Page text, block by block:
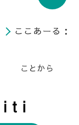
ここあーる：
ことから